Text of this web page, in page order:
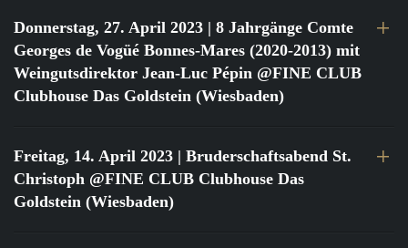
Donnerstag, 27. April 2023 | 8 Jahrgänge Comte
Georges de Vogüé Bonnes-Mares (2020-2013) mit
Weingutsdirektor Jean-Luc Pépin @FINE CLUB
Clubhouse Das Goldstein (Wiesbaden)
Freitag, 14. April 2023 | Bruderschaftsabend St.
Christoph @FINE CLUB Clubhouse Das
Goldstein (Wiesbaden)